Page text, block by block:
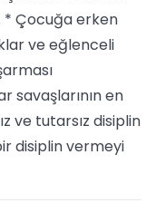
* Çocuğa erken
ve eğlenceli
savaşlarının en
ve tutarsız disiplin
disiplin vermeyi